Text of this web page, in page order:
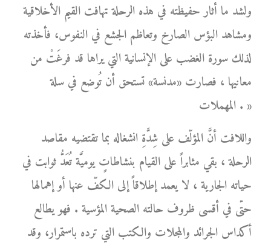
ولشد ما أثار حفيظته في هذه الرحلة تهافت القيم الأخلاقية
ومشاهد البؤس الصارخ وتعاظم الجشع في النفوس، فأخذته
لذلك سورة الغضب على الإنسانية التي يراها قد فرغَتْ من
معانيها ، فصارت «مدنسة» تستحق أن تُوضع في سلة
المهملات . »
واللافت أنَّ المؤلّف على شِدَّةِ انشغاله بما تقتضيه مقاصد
الرحلة ، بقي مثابراً على القيام بنشاطاتٍ يوميَّة تُعَدُّ ثوابت في
حياته الجارية ، لا يعمد إطلاقاً إلى الكفّ عنها أو إهمالها
حتّى في أقسى ظروف حالته الصحية المؤسية . فهو يطالع
أكداس الجرائد والمجلات والكتب التي ترده باستمرار، وقد